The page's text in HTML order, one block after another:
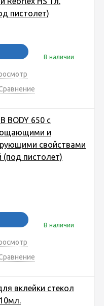
пистолет)
В наличии
BODY 650 с
и
свойствами
(под пистолет)
В наличии
вклейки стекол